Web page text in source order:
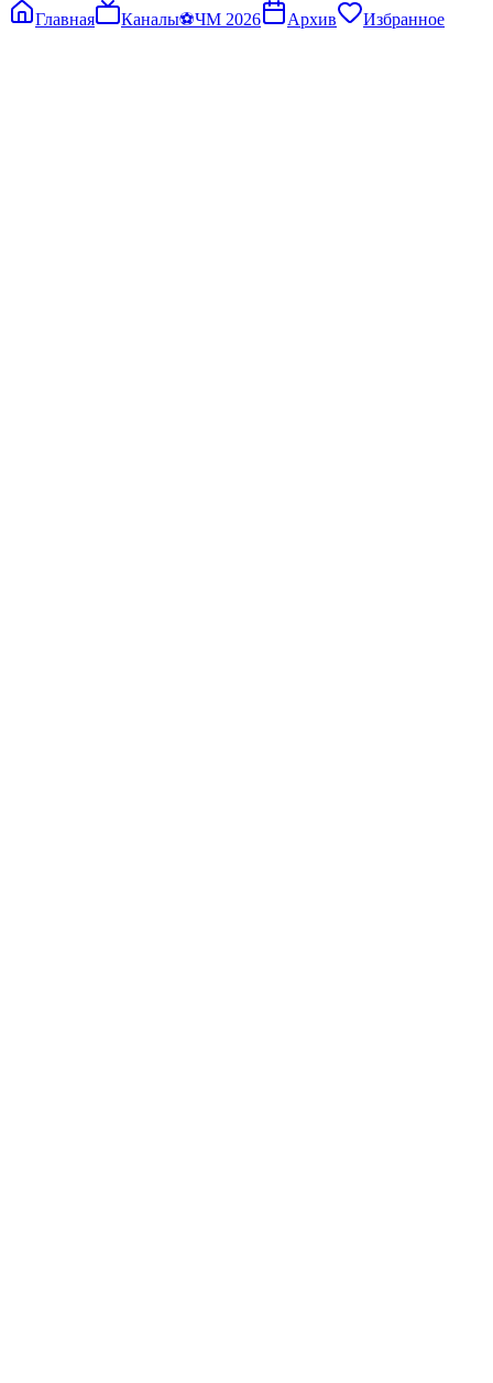
Главная
Каналы⚽ЧМ 2026 Архив Избранное